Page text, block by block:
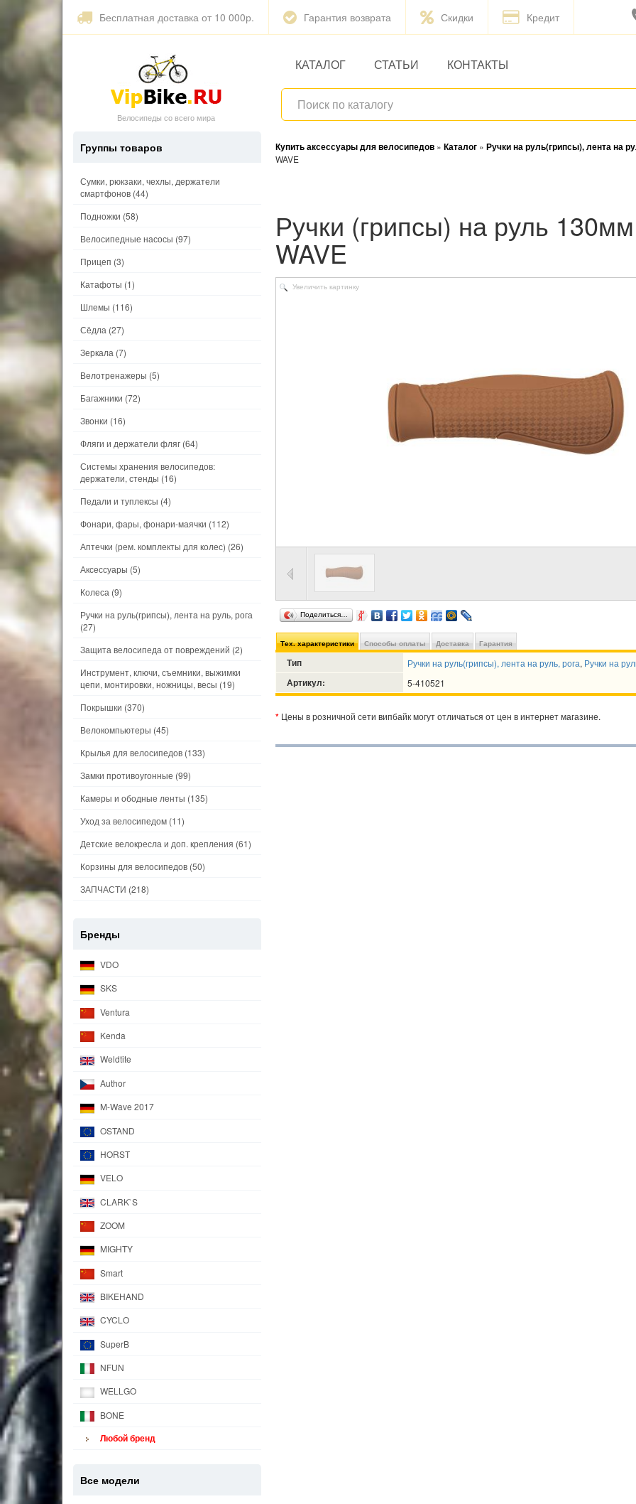
Бесплатная доставка от 10 000р. Гарантия возврата Скидки Кредит
Велосипеды со всего мира
КАТАЛОГ СТАТЬИ КОНТАКТЫ
Купить аксессуары для велосипедов » Каталог » Ручки на руль(грипсы), лента на
WAVE
Ручки (грипсы) на руль 130мм CLOUD BASE 2 M-
WAVE
Увеличить картинку
Поделиться…
Тех. характеристики Способы оплаты Доставка Гарантия
Тип Ручки на руль(грипсы), лента на руль, рога, Ручки на
Артикул: 5-410521
* Цены в розничной сети випбайк могут отличаться от цен в интернет магазине.
Группы товаров
Сумки, рюкзаки, чехлы, держатели
смартфонов (44)
Подножки (58)
Велосипедные насосы (97)
Прицеп (3)
Катафоты (1)
Шлемы (116)
Сёдла (27)
Зеркала (7)
Велотренажеры (5)
Багажники (72)
Звонки (16)
Фляги и держатели фляг (64)
Системы хранения велосипедов:
держатели, стенды (16)
Педали и туплексы (4)
Фонари, фары, фонари-маячки (112)
Аптечки (рем. комплекты для колес) (26)
Аксессуары (5)
Колеса (9)
Ручки на руль(грипсы), лента на руль, рога
(27)
Защита велосипеда от повреждений (2)
Инструмент, ключи, съемники, выжимки
цепи, монтировки, ножницы, весы (19)
Покрышки (370)
Велокомпьютеры (45)
Крылья для велосипедов (133)
Замки противоугонные (99)
Камеры и ободные ленты (135)
Уход за велосипедом (11)
Детские велокресла и доп. крепления (61)
Корзины для велосипедов (50)
ЗАПЧАСТИ (218)
Бренды
VDO
SKS
Ventura
Kenda
Weldtite
Author
M-Wave 2017
OSTAND
HORST
VELO
CLARK`S
ZOOM
MIGHTY
Smart
BIKEHAND
CYCLO
SuperB
NFUN
WELLGO
BONE
Любой бренд
Все модели